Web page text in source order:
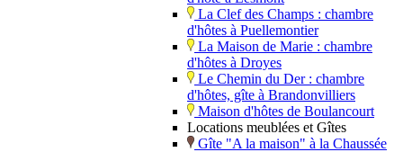
La Clef des Champs : chambre
d'hôtes à Puellemontier
La Maison de Marie : chambre
d'hôtes à Droyes
Le Chemin du Der : chambre
d'hôtes, gîte à Brandonvilliers
Maison d'hôtes de Boulancourt
Locations meublées et Gîtes
Gîte "A la maison" à la Chaussée